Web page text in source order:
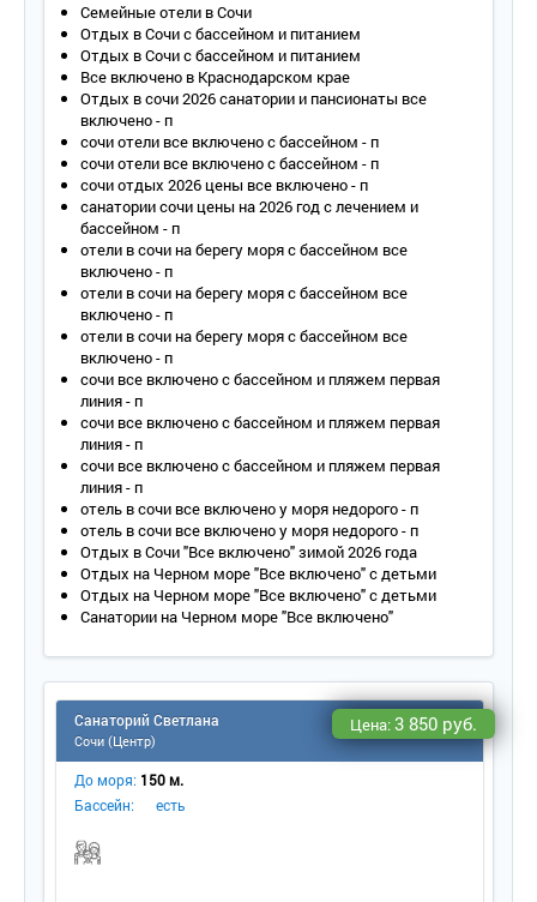
- уборка номера – ежедневно;
- смена белья – 1 раз в 3 дня;
- смена полотенец – 1 раз в 3 дня.
1-местный 1-комнатный 5-9 этаж корп. 2
Количество основных мест – 1.
Дополнительное место – 1.
Площадь – 14,5 кв.м.
Балкон – да, вид на море или парк.
Мебель – одна кровать (ширина 1,4 м), прикроватные
тумбочки, шкаф, журнальный столик, стул, туалетный
столик с зеркалом.
Оборудование – кондиционер, телевизор, телефон,
холодильник, настенные светильники, проводной интернет
(можно взять роутер напрокат).
Покрытие пола – ламинат.
Санузел – умывальник, зеркало, унитаз, ванна, полотенца,
фен.
Сервис:
- уборка номера – ежедневно;
- смена белья – 1 раз в 3 дня;
- смена полотенец – 1 раз в 3 дня.
2-местный 2-комнатный «Люкс» центр 3 этаж корп. 2
Состоит из спальни и гостиной.
Количество основных мест – 2.
Дополнительное место – 2 (диван-кровать).
Мебель – одна двуспальная кровать, прикроватные
тумбочки, туалетный столик с зеркалом/комод, шкаф в
спальне, мягкий диван, журнальный столик, обеденный стол
и стулья, шкаф-горка с посудой в гостиной, вешалка в
прихожей.
Оборудование – кондиционер, телевизор, телефон,
холодильник, настенные светильники, сейф, электрочайник,
проводной интернет (можно взять роутер напрокат).
Покрытие пола – ламинат.
Семейные отели в Сочи
Отдых в Сочи с бассейном и питанием
Отдых в Сочи с бассейном и питанием
Все включено в Краснодарском крае
Отдых в сочи 2026 санатории и пансионаты все
включено - п
сочи отели все включено с бассейном - п
сочи отели все включено с бассейном - п
сочи отдых 2026 цены все включено - п
санатории сочи цены на 2026 год с лечением и
бассейном - п
отели в сочи на берегу моря с бассейном все
включено - п
отели в сочи на берегу моря с бассейном все
включено - п
отели в сочи на берегу моря с бассейном все
включено - п
сочи все включено с бассейном и пляжем первая
линия - п
сочи все включено с бассейном и пляжем первая
линия - п
сочи все включено с бассейном и пляжем первая
линия - п
отель в сочи все включено у моря недорого - п
отель в сочи все включено у моря недорого - п
Отдых в Сочи "Все включено" зимой 2026 года
Отдых на Черном море "Все включено" с детьми
Отдых на Черном море "Все включено" с детьми
Санатории на Черном море "Все включено"
Санаторий Светлана
Сочи (Центр)
Цена:3 850 руб.
До моря: 150 м.
Бассейн:
есть